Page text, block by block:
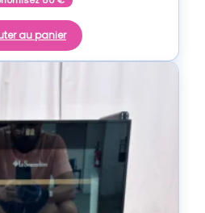
au panier